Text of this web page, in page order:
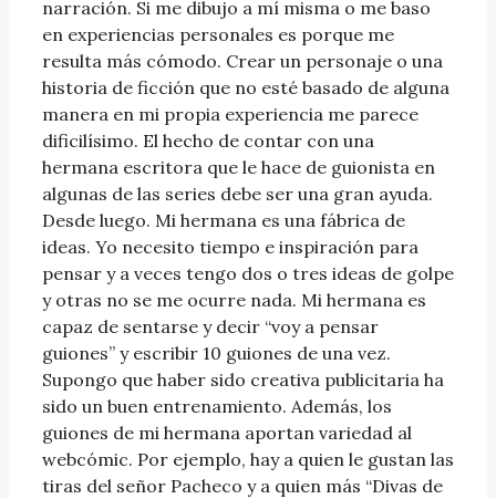
narración. Si me dibujo a mí misma o me baso
en experiencias personales es porque me
resulta más cómodo. Crear un personaje o una
historia de ficción que no esté basado de alguna
manera en mi propia experiencia me parece
dificilísimo. El hecho de contar con una
hermana escritora que le hace de guionista en
algunas de las series debe ser una gran ayuda.
Desde luego. Mi hermana es una fábrica de
ideas. Yo necesito tiempo e inspiración para
pensar y a veces tengo dos o tres ideas de golpe
y otras no se me ocurre nada. Mi hermana es
capaz de sentarse y decir “voy a pensar
guiones” y escribir 10 guiones de una vez.
Supongo que haber sido creativa publicitaria ha
sido un buen entrenamiento. Además, los
guiones de mi hermana aportan variedad al
webcómic. Por ejemplo, hay a quien le gustan las
tiras del señor Pacheco y a quien más “Divas de